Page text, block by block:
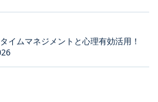
イムマネジメントと心理有効活用！